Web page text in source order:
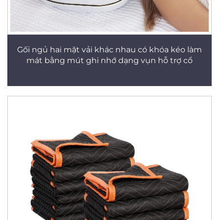
Gối ngủ hai mặt vải khác nhau có khóa kéo làm
mát bằng mút ghi nhớ dạng vụn hỗ trợ cổ